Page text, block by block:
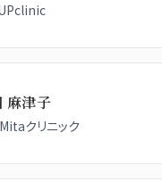
麻津子
クリニック